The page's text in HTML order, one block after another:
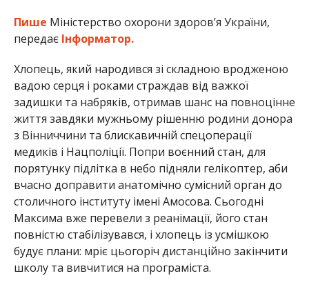
Пише Міністерство охорони здоров’я України,
передає Інформатор.
Хлопець, який народився зі складною вродженою
вадою серця і роками страждав від важкої
задишки та набряків, отримав шанс на повноцінне
життя завдяки мужньому рішенню родини донора
з Вінниччини та блискавичній спецоперації
медиків і Нацполіції. Попри воєнний стан, для
порятунку підлітка в небо підняли гелікоптер, аби
вчасно доправити анатомічно сумісний орган до
столичного інституту імені Амосова. Сьогодні
Максима вже перевели з реанімації, його стан
повністю стабілізувався, і хлопець із усмішкою
будує плани: мріє цьогоріч дистанційно закінчити
школу та вивчитися на програміста.